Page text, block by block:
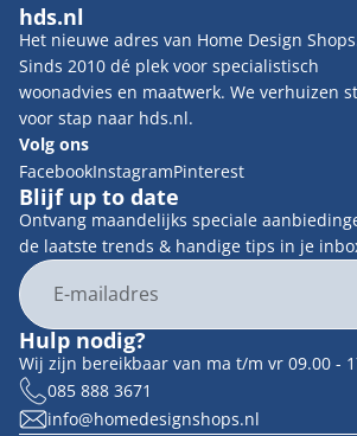
hds.nl
Het nieuwe adres van Home Design
Sinds 2010 dé plek voor specialistisch
woonadvies en maatwerk. We verhuizen
voor stap naar hds.nl.
Volg ons
FacebookInstagramPinterest
Blijf up to date
Ontvang maandelijks speciale
de laatste trends & handige tips in je
E-mail
Hulp nodig?
Wij zijn bereikbaar van ma t/m vr 09.00 -
085 888 3671
info@homedesignshops.nl
Contactgegevens
Terugbetalingsbeleid
Algemene voorwaarden